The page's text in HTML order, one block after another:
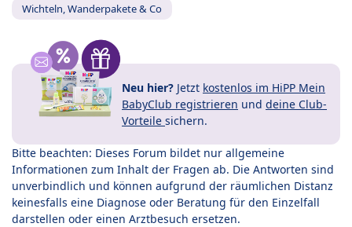
Wichteln, Wanderpakete & Co
Neu hier? Jetzt kostenlos im HiPP Mein
BabyClub registrieren und deine Club-
Vorteile sichern.
Bitte beachten: Dieses Forum bildet nur allgemeine
Informationen zum Inhalt der Fragen ab. Die Antworten sind
unverbindlich und können aufgrund der räumlichen Distanz
keinesfalls eine Diagnose oder Beratung für den Einzelfall
darstellen oder einen Arztbesuch ersetzen.